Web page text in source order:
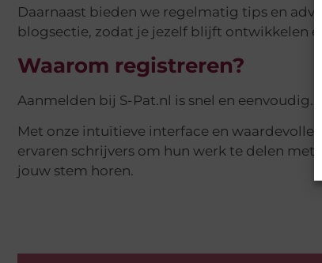
Daarnaast bieden we regelmatig tips en
blogsectie, zodat je jezelf blijft ontwikkelen
Waarom registreren?
Aanmelden bij S-Pat.nl is snel en eenvoudig.
Met onze intuïtieve interface en waardevolle
ervaren schrijvers om hun werk te delen
jouw stem horen.